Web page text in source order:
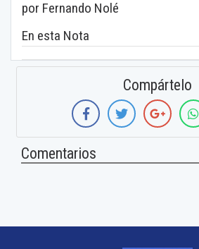
por Fernando Nolé
En esta Nota
Compártelo
Comentarios